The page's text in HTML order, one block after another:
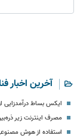
آخرین اخبار
ایکس بساط درآمدزایی
مصرف اینترنت زیر
استفاده از هوش